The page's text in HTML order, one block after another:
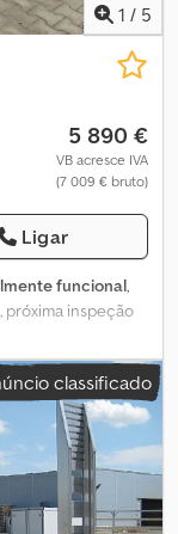
1 / 5
5 890 €
VB acresce IVA
(7 009 € bruto)
Ligar
funcional,
, próxima inspeção
novos Codjtq
qualquer momento
em 48465
classificado